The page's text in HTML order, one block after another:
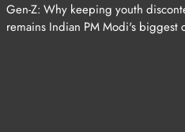
Gen-Z: Why keeping youth
remains Indian PM Modi's biggest